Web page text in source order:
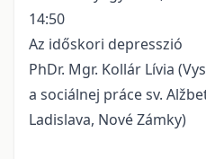
14:50
Az időskori depresszió
PhDr. Mgr. Kollár Lívia
a sociálnej práce sv.
Ladislava, Nové Zámky)